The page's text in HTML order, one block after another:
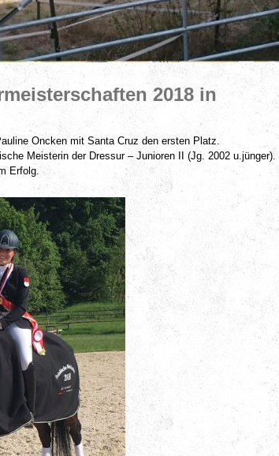
2018 in
Oncken mit Santa Cruz den ersten Platz.
Meisterin der Dressur – Junioren II (Jg. 2002 u.jünger).
Erfolg.